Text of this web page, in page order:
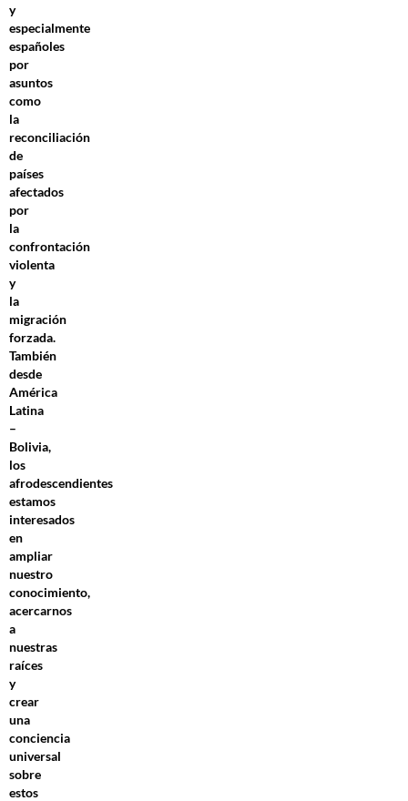
y
especialmente
españoles
por
asuntos
como
la
reconciliación
de
países
afectados
por
la
confrontación
violenta
y
la
migración
forzada.
También
desde
América
Latina
–
Bolivia,
los
afrodescendientes
estamos
interesados
en
ampliar
nuestro
conocimiento,
acercarnos
a
nuestras
raíces
y
crear
una
conciencia
universal
sobre
estos